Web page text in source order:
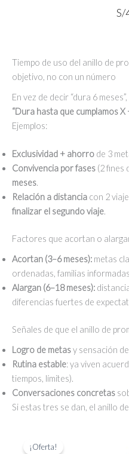
S/
Tiempo de uso del anillo de
objetivo, no con un número
En vez de decir “dura 6
“Dura hasta que cumplamos X
Ejemplos:
Exclusividad + ahorro de 3
Convivencia por fases (2 fines
meses.
Relación a distancia con 2
finalizar el segundo viaje.
Factores que acortan o
Acortan (3–6 meses): metas
ordenadas, familias
Alargan (6–18 meses):
diferencias fuertes de
Señales de que el anillo de
Logro de metasy sensación
Rutina estable: ya viven
tiempos, límites).
Conversaciones concretas
Si estas tres se dan, el anillo
¡Oferta!